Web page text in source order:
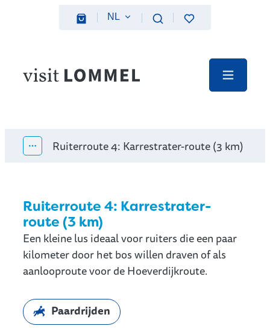
Naar inhoud
Webshop
NL
ZoekenFavorieten
Visit Lommel Menu
Toon alle broodkruimel items
Ruiterroute 4: Karrestrater-route (3 km)
Ruiterroute 4: Karrestrater-
route (3 km)
Een kleine lus ideaal voor ruiters die een paar
kilometer door het bos willen draven of als
aanlooproute voor de Hoeverdijkroute.
Paardrijden